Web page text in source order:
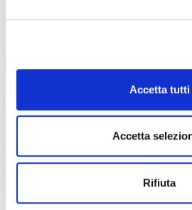
Accetta tutti
Accetta
Rifiuta
sede
08/09/2026
6 ore
Curno
data
prezzo
01/12/2026
Clusone
€ 140